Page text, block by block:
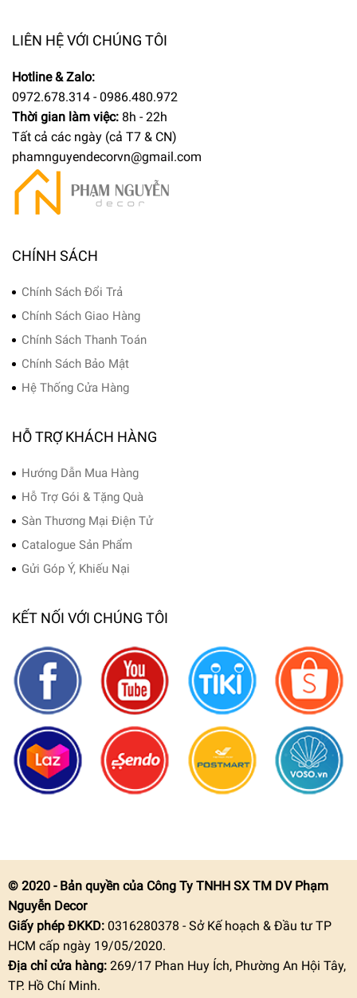
LIÊN HỆ VỚI CHÚNG TÔI
Hotline & Zalo:
0972.678.314 - 0986.480.972
Thời gian làm việc: 8h - 22h
Tất cả các ngày (cả T7 & CN)
phamnguyendecorvn@gmail.com
CHÍNH SÁCH
Chính Sách Đổi Trả
Chính Sách Giao Hàng
Chính Sách Thanh Toán
Chính Sách Bảo Mật
Hệ Thống Cửa Hàng
HỖ TRỢ KHÁCH HÀNG
Hướng Dẫn Mua Hàng
Hỗ Trợ Gói & Tặng Quà
Sàn Thương Mại Điện Tử
Catalogue Sản Phẩm
Gửi Góp Ý, Khiếu Nại
KẾT NỐI VỚI CHÚNG TÔI
© 2020 - Bản quyền của Công Ty TNHH SX TM DV Phạm
Nguyễn Decor
Giấy phép ĐKKD:0316280378 - Sở Kế hoạch & Đầu tư TP
HCM cấp ngày 19/05/2020.
Địa chỉ cửa hàng: 269/17 Phan Huy Ích, Phường An Hội Tây,
TP. Hồ Chí Minh.